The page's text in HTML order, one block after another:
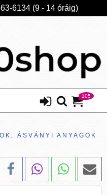
6134 (9 - 14 óráig)
105
ÁSVÁNYI ANYAGOK